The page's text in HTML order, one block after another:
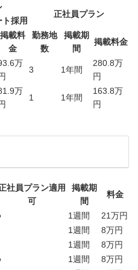
採用
正社員プラン
掲載料
金
勤務地
数
掲載期
間
掲載料金
万
3 1年間
280.8万
円
万
1 1年間
163.8万
円
社員プラン適用
可
掲載期
間
料金
1週間
21万円
1週間
8万円
1週間
8万円
1週間
8万円